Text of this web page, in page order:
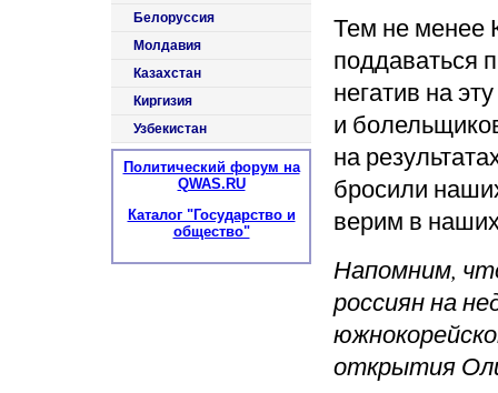
Тем не менее
поддаваться
негатив на
и
на
бросили
верим в
Напомним,
россиян на
открытия
Белоруссия
Молдавия
Казахстан
Киргизия
Узбекистан
Политический форум на
QWAS.RU
Каталог "Государство и
общество"